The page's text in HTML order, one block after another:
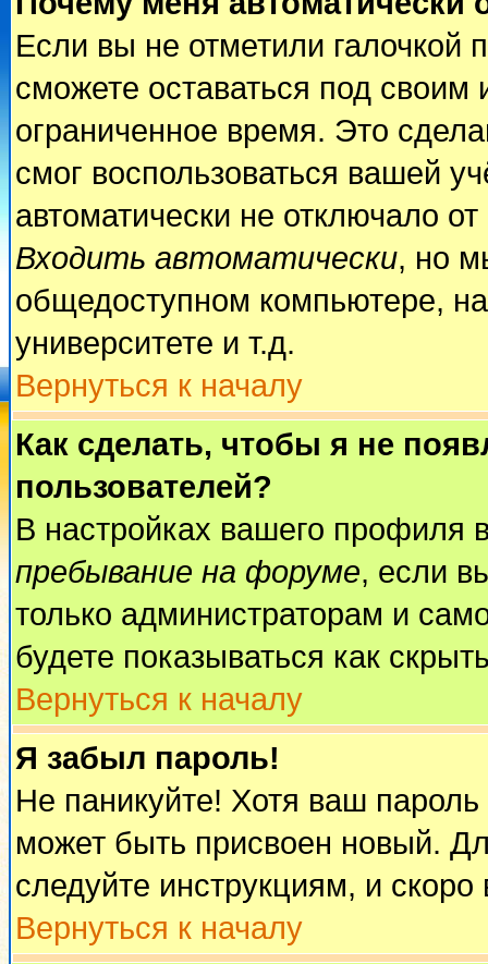
Если вы не отметили галочкой
сможете оставаться под
ограниченное время. Это
смог воспользоваться вашей
автоматически не отключало
Входить автоматически, но
общедоступном компьютере,
университете и т.д.
Вернуться к началу
Как сделать, чтобы я не
пользователей?
В настройках вашего профиля
пребывание на форуме, если
только администраторам и
будете показываться как
Вернуться к началу
Я забыл пароль!
Не паникуйте! Хотя ваш
может быть присвоен новый.
следуйте инструкциям, и
Вернуться к началу